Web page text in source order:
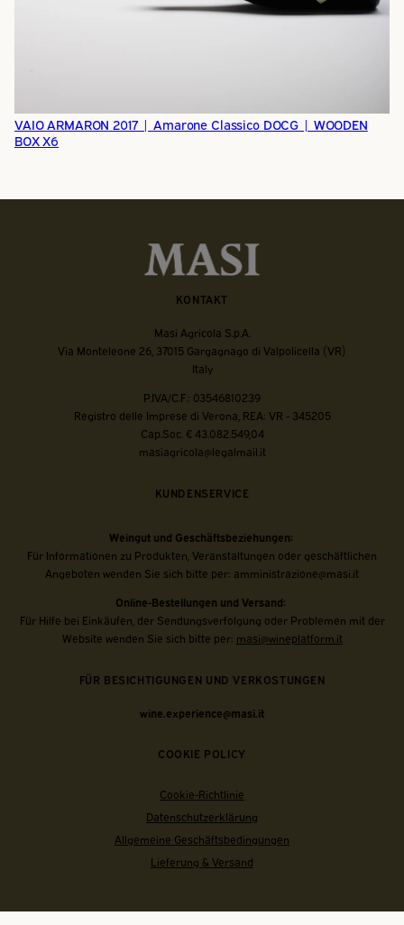
VAIO ARMARON 2017 | Amarone Classico DOCG | WOODEN
BOX X6
KONTAKT
Masi Agricola S.p.A.
Via Monteleone 26, 37015 Gargagnago di Valpolicella (VR)
Italy
P.IVA/C.F.: 03546810239
Registro delle Imprese di Verona, REA: VR - 345205
Cap.Soc. € 43.082.549,04
masiagricola@legalmail.it
KUNDENSERVICE
Weingut und Geschäftsbeziehungen:
Für Informationen zu Produkten, Veranstaltungen oder geschäftlichen
Angeboten wenden Sie sich bitte per: amministrazione@masi.it
Online-Bestellungen und Versand:
Für Hilfe bei Einkäufen, der Sendungsverfolgung oder Problemen mit der
Website wenden Sie sich bitte per: masi@wineplatform.it
FÜR BESICHTIGUNGEN UND VERKOSTUNGEN
wine.experience@masi.it
COOKIE POLICY
Cookie-Richtlinie
Datenschutzerklärung
Allgemeine Geschäftsbedingungen
Lieferung & Versand